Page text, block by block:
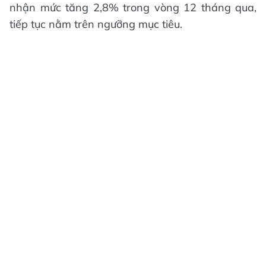
nhận mức tăng 2,8% trong vòng 12 tháng qua,
tiếp tục nằm trên ngưỡng mục tiêu.